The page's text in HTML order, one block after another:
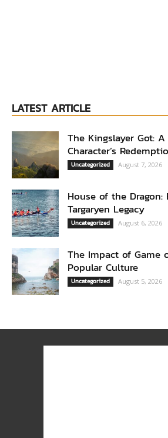
LATEST ARTICLE
The Kingslayer Got:
Character’s
Uncategorized August 7, 2026
House of the
Targaryen Legacy
Uncategorized August 6, 2026
The Impact of Game
Popular Culture
Uncategorized August 5, 2026